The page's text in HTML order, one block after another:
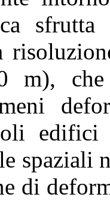
sfrutta
m), che
spaziali
di